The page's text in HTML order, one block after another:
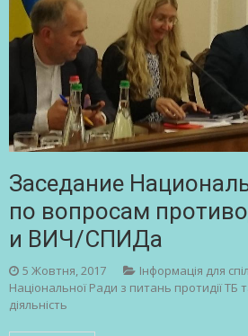
Заседание
по вопросам
и ВИЧ/СПИДа
5 Жовтня, 2017
Інформація для
Національної Ради з питань протидії ТБ
діяльність